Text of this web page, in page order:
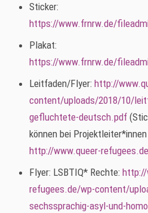
Sticker:
https://www.frnrw.de/
Plakat:
https://www.frnrw.de/
Leitfaden/Flyer: http://
content/uploads/2018/10/
gefluchtete-deutsch.pdf
können bei
http://www.queer-
Flyer: LSBTIQ* Rechte: http://
refugees.de/wp-content/
sechssprachig-asyl-und-